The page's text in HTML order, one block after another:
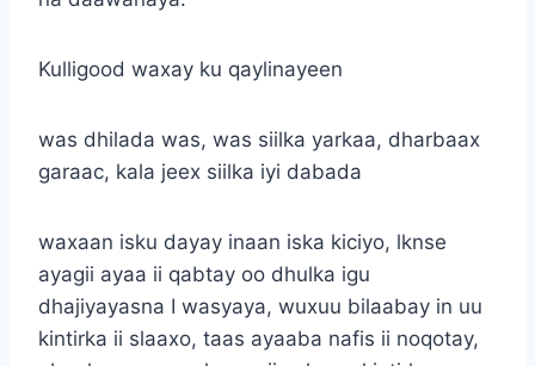
Kulligood waxay ku qaylinayeen
was dhilada was, was siilka yarkaa, dharbaax
garaac, kala jeex siilka iyi dabada
waxaan isku dayay inaan iska kiciyo, lknse
ayagii ayaa ii qabtay oo dhulka igu
dhajiyayasna I wasyaya, wuxuu bilaabay in uu
kintirka ii slaaxo, taas ayaaba nafis ii noqotay,